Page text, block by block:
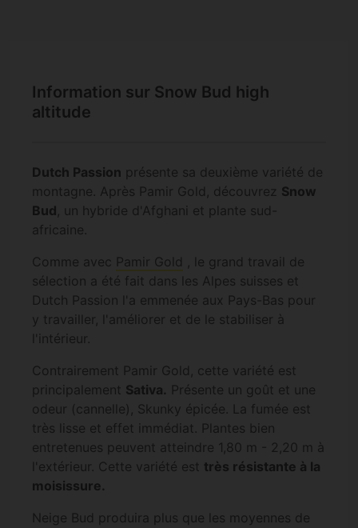
Information sur Snow Bud high
altitude
Dutch Passion présente sa deuxième variété de
montagne. Après Pamir Gold, découvrez Snow
Bud, un hybride d'Afghani et plante sud-
africaine.
Comme avec Pamir Gold , le grand travail de
sélection a été fait dans les Alpes suisses et
Dutch Passion l'a emmenée aux Pays-Bas pour
y travailler, l'améliorer et de le stabiliser à
l'intérieur.
Contrairement Pamir Gold, cette variété est
principalement Sativa. Présente un goût et une
odeur (cannelle), Skunky épicée. La fumée est
très lisse et effet immédiat. Plantes bien
entretenues peuvent atteindre 1,80 m - 2,20 m à
l'extérieur. Cette variété est très résistante à la
moisissure.
Neige Bud produira plus que les moyennes de